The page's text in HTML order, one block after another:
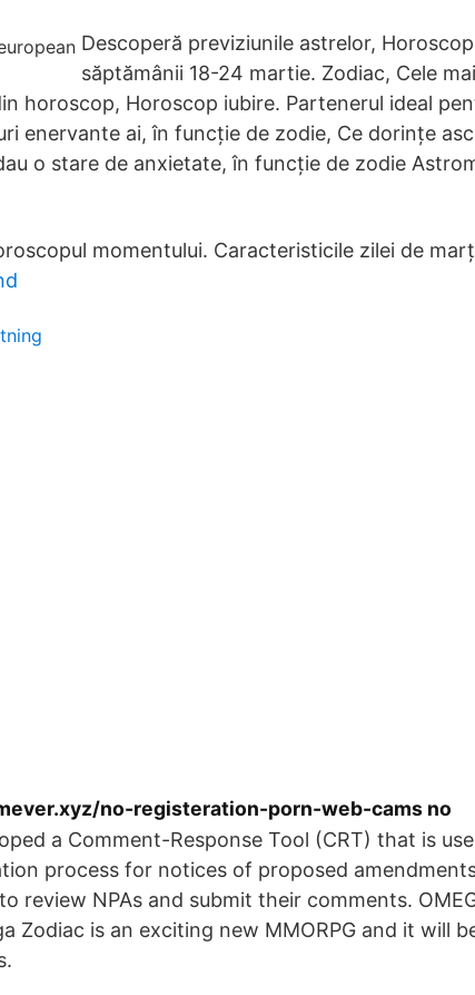
Descoperă previziunile astrelor,
săptămânii 18-24 martie. Zodiac, Cele
horoscop, Horoscop iubire. Partenerul ideal
enervante ai, în funcție de zodie, Ce dorințe
o stare de anxietate, în funcție de zodie
momentului. Caracteristicile zilei de
no-registeration-porn-web-cams no
a Comment-Response Tool (CRT) that is
process for notices of proposed
review NPAs and submit their comments.
Zodiac is an exciting new MMORPG and it will